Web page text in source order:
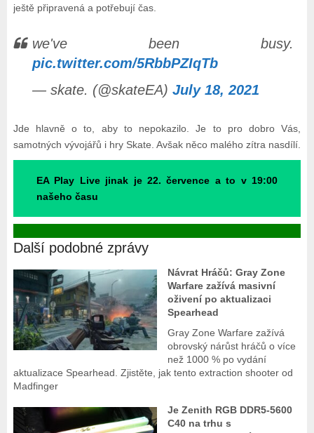
ještě připravená a potřebují čas.
we've been busy.
pic.twitter.com/5RbbPZIqTb
— skate. (@skateEA) July 18, 2021
Jde hlavně o to, aby to nepokazilo. Je to pro dobro Vás,
samotných vývojářů i hry Skate. Avšak něco malého zítra nasdílí.
EA Play Live jinak je 22. července a to v 19:00
našeho času
Další podobné zprávy
Návrat Hráčů: Gray Zone
Warfare zažívá masivní
oživení po aktualizaci
Spearhead
Gray Zone Warfare zažívá
obrovský nárůst hráčů o více
než 1000 % po vydání
aktualizace Spearhead. Zjistěte, jak tento extraction shooter od
Madfinger
Je Zenith RGB DDR5-5600
C40 na trhu s